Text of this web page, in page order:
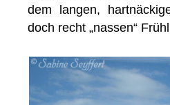
dem langen,
doch recht „nassen“